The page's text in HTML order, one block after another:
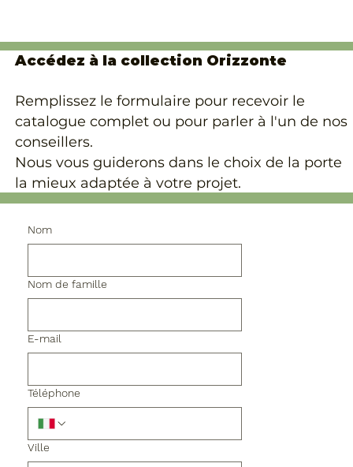
Accédez à la collection Orizzonte
Remplissez le formulaire pour recevoir le
catalogue complet ou pour parler à l'un de nos
conseillers.
Nous vous guiderons dans le choix de la porte
la mieux adaptée à votre projet.
Nom
Nom de famille
E-mail
Téléphone
Ville